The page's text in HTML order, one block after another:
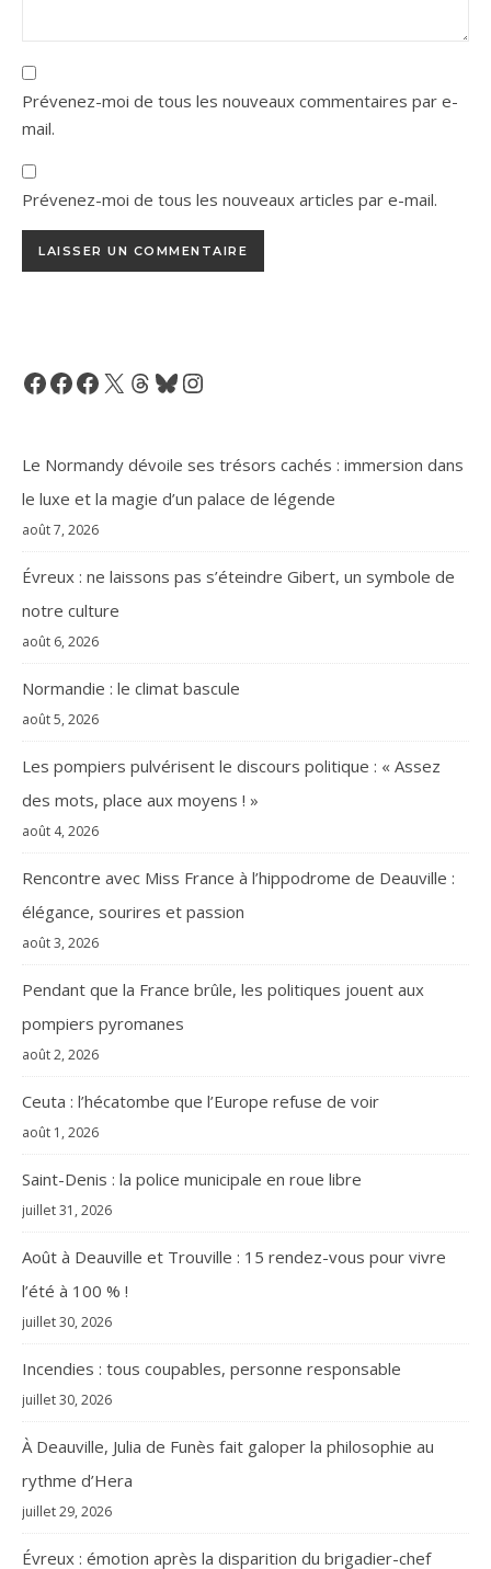
Prévenez-moi de tous les nouveaux commentaires par e-
mail.
Prévenez-moi de tous les nouveaux articles par e-mail.
Facebook
Facebook
Facebook
X Threads
BlueskyInstagram
Le Normandy dévoile ses trésors cachés : immersion dans
le luxe et la magie d’un palace de légende
août 7, 2026
Évreux : ne laissons pas s’éteindre Gibert, un symbole de
notre culture
août 6, 2026
Normandie : le climat bascule
août 5, 2026
Les pompiers pulvérisent le discours politique : « Assez
des mots, place aux moyens ! »
août 4, 2026
Rencontre avec Miss France à l’hippodrome de Deauville :
élégance, sourires et passion
août 3, 2026
Pendant que la France brûle, les politiques jouent aux
pompiers pyromanes
août 2, 2026
Ceuta : l’hécatombe que l’Europe refuse de voir
août 1, 2026
Saint-Denis : la police municipale en roue libre
juillet 31, 2026
Août à Deauville et Trouville : 15 rendez-vous pour vivre
l’été à 100 % !
juillet 30, 2026
Incendies : tous coupables, personne responsable
juillet 30, 2026
À Deauville, Julia de Funès fait galoper la philosophie au
rythme d’Hera
juillet 29, 2026
Évreux : émotion après la disparition du brigadier-chef